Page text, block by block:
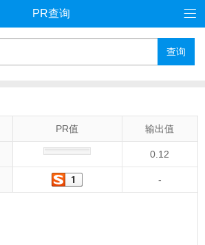
PR查询
查询
PR值 输出值
0.12
-